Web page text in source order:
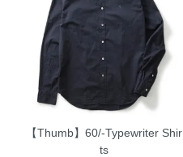
【Thumb】60/-Typewriter Shir
ts